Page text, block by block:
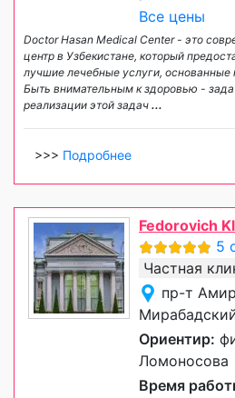
Все цены
Doctor Hasan Medical Center - это
центр в Узбекистане, который
лучшие лечебные услуги, основанные
Быть внимательным к здоровью -
реализации этой задач ...
>>> Подробнее
Fedorovich
5
Частная
пр-т
Ориентир:
Ломоносова
Время